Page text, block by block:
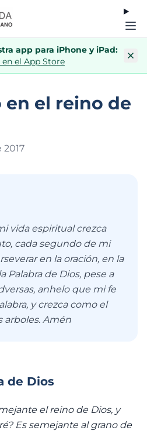
app para iPhone y iPad:
el App Store
en el reino de
7
vida espiritual crezca
cada segundo de mi
en la oración, en la
Palabra de Dios, pese a
anhelo que mi fe
y crezca como el
arboles. Amén
de Dios
el reino de Dios, y
Es semejante al grano de